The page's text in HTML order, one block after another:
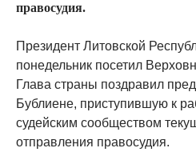
правосудия.
Президент Литовской
понедельник посетил
Глава страны поздравил
Бублиене, приступившую к
судейским сообществом
отправления правосудия.